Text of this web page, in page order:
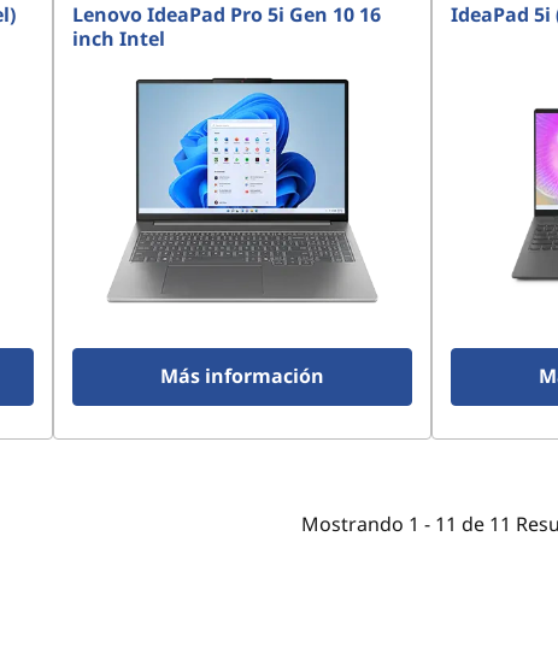
Lenovo IdeaPad Pro 5i Gen 10 16
inch Intel
Más información
IdeaPad
Mostrando 1 - 11 de 11